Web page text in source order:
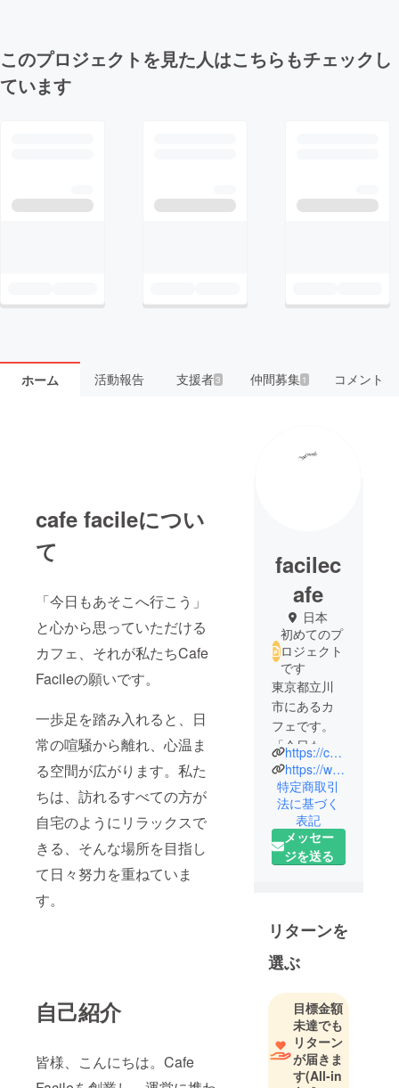
このプロジェクトを見た人はこちらもチェックし
ています
ホーム 活動報告 支援者3 仲間募集 1 コメント
cafe facileについ
て
「今日もあそこへ行こう」
と心から思っていただける
カフェ、それが私たちCafe
Facileの願いです。
一歩足を踏み入れると、日
常の喧騒から離れ、心温ま
る空間が広がります。私た
ちは、訪れるすべての方が
自宅のようにリラックスで
きる、そんな場所を目指し
て日々努力を重ねていま
す。
自己紹介
皆様、こんにちは。Cafe
facilec
afe
日本
初めてのプ
ロジェクト
です
東京都立川
市にあるカ
フェです。
「今日もあ
そこへ行こ
う」
そんな
毎日足を運
びたくなる
ような
目指してい
ます。
https://cafefacile.tokyo/
https://www.instagram.com/cafe.facile/
特定商取引
法に基づく
表記
メッセー
ジを送る
リターンを
選ぶ
目標金額
未達でも
リターン
が届きま
す(All-in